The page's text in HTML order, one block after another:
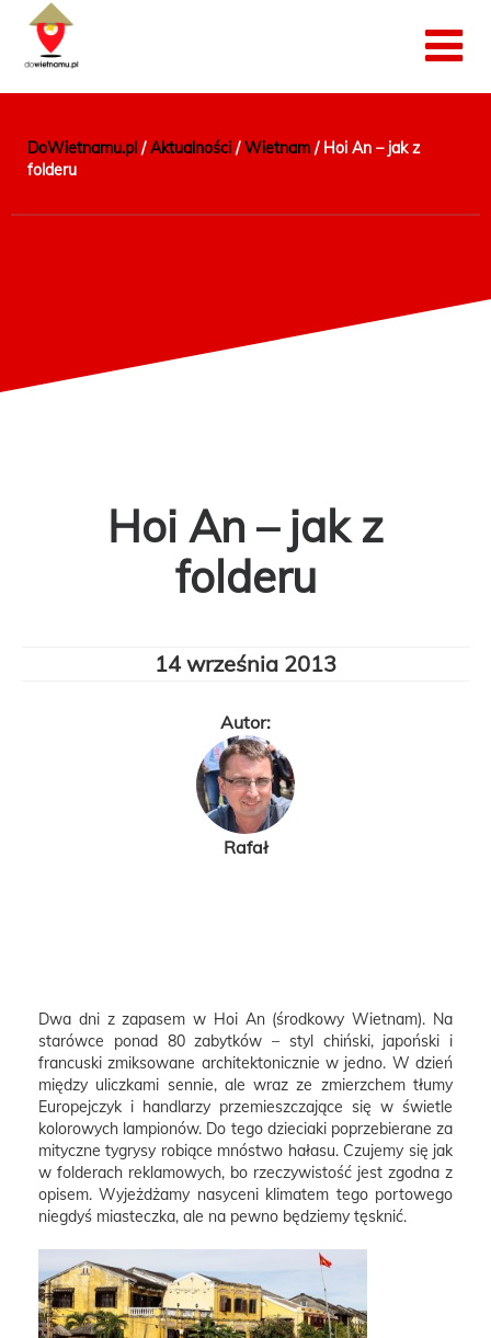
DoWietnamu.pl /Aktualności /Wietnam / Hoi An – jak z
folderu
Hoi An – jak z
folderu
14 września 2013
Autor:
Rafał
Dwa dni z zapasem w Hoi An (środkowy Wietnam). Na
starówce ponad 80 zabytków – styl chiński, japoński i
francuski zmiksowane architektonicznie w jedno. W dzień
między uliczkami sennie, ale wraz ze zmierzchem tłumy
Europejczyk i handlarzy przemieszczające się w świetle
kolorowych lampionów. Do tego dzieciaki poprzebierane za
mityczne tygrysy robiące mnóstwo hałasu. Czujemy się jak
w folderach reklamowych, bo rzeczywistość jest zgodna z
opisem. Wyjeżdżamy nasyceni klimatem tego portowego
niegdyś miasteczka, ale na pewno będziemy tęsknić.